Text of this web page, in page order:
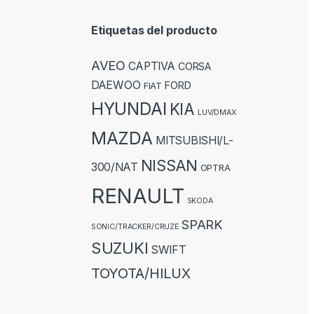
Etiquetas del producto
AVEO CAPTIVA CORSA
DAEWOO FIAT FORD
HYUNDAI KIA LUV/DMAX
MAZDA MITSUBISHI/L-
300/NAT NISSAN OPTRA
RENAULT SKODA
SONIC/TRACKER/CRUZE SPARK
SUZUKI SWIFT
TOYOTA/HILUX